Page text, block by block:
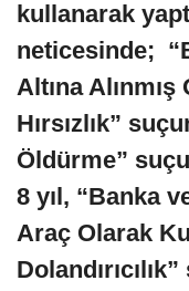
kullanarak
neticesinde;
Altına
Hırsızlık”
Öldürme”
8 yıl, “Banka
Araç Olarak